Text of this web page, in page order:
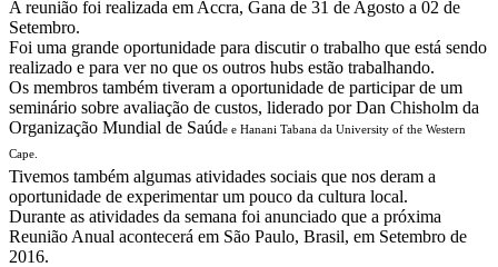
A reunião foi realizada em Accra, Gana de 31 de Agosto a 02 de
Setembro.
Foi uma grande oportunidade para discutir o trabalho que está sendo
realizado e para ver no que os outros hubs estão trabalhando.
Os membros também tiveram a oportunidade de participar de um
seminário sobre avaliação de custos, liderado por Dan Chisholm da
Organização Mundial de Saúde e Hanani Tabana da University of the Western
Cape.
Tivemos também algumas atividades sociais que nos deram a
oportunidade de experimentar um pouco da cultura local.
Durante as atividades da semana foi anunciado que a próxima
Reunião Anual acontecerá em São Paulo, Brasil, em Setembro de
2016.